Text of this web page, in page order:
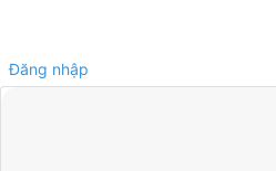
Đăng nhập